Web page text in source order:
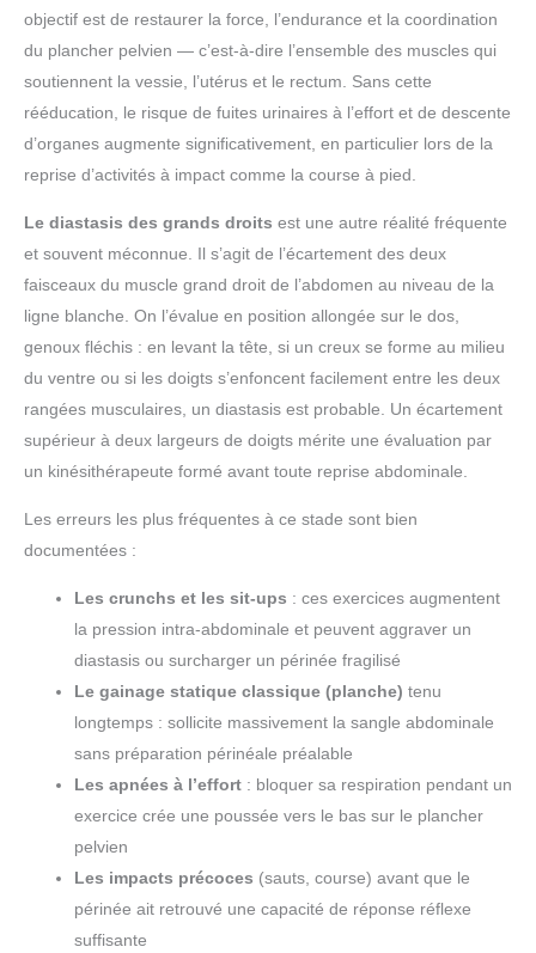
objectif est de restaurer la force, l’endurance et la coordination
du plancher pelvien — c’est-à-dire l’ensemble des muscles qui
soutiennent la vessie, l’utérus et le rectum. Sans cette
rééducation, le risque de fuites urinaires à l’effort et de descente
d’organes augmente significativement, en particulier lors de la
reprise d’activités à impact comme la course à pied.
Le diastasis des grands droits est une autre réalité fréquente
et souvent méconnue. Il s’agit de l’écartement des deux
faisceaux du muscle grand droit de l’abdomen au niveau de la
ligne blanche. On l’évalue en position allongée sur le dos,
genoux fléchis : en levant la tête, si un creux se forme au milieu
du ventre ou si les doigts s’enfoncent facilement entre les deux
rangées musculaires, un diastasis est probable. Un écartement
supérieur à deux largeurs de doigts mérite une évaluation par
un kinésithérapeute formé avant toute reprise abdominale.
Les erreurs les plus fréquentes à ce stade sont bien
documentées :
Les crunchs et les sit-ups : ces exercices augmentent
la pression intra-abdominale et peuvent aggraver un
diastasis ou surcharger un périnée fragilisé
Le gainage statique classique (planche) tenu
longtemps : sollicite massivement la sangle abdominale
sans préparation périnéale préalable
Les apnées à l’effort : bloquer sa respiration pendant un
exercice crée une poussée vers le bas sur le plancher
pelvien
Les impacts précoces (sauts, course) avant que le
périnée ait retrouvé une capacité de réponse réflexe
suffisante